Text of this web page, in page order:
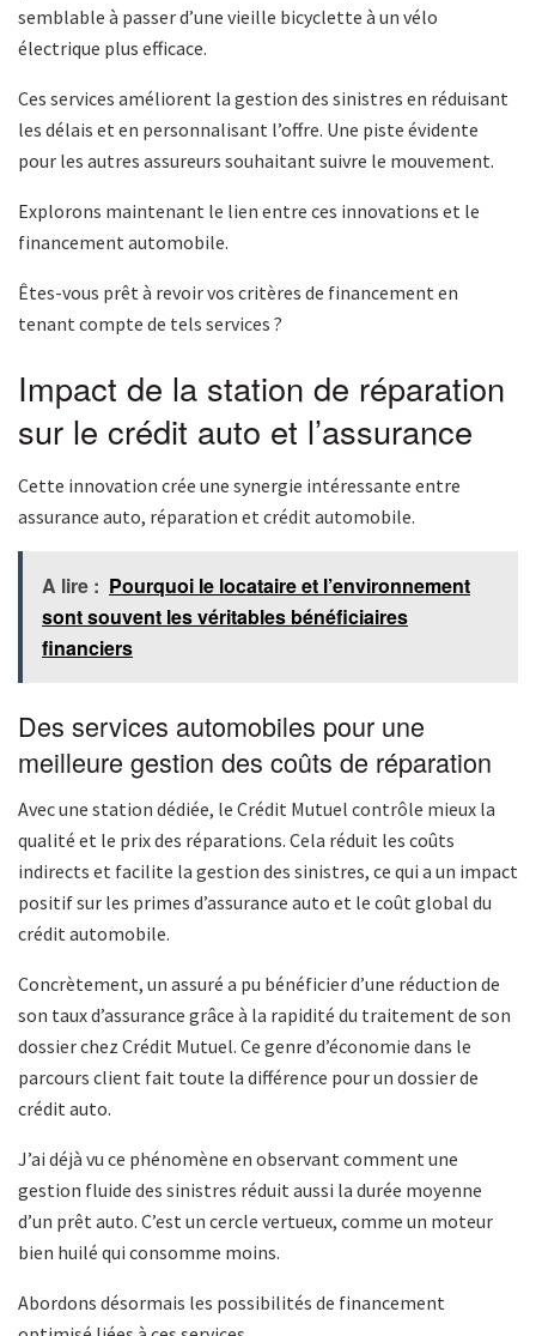
semblable à passer d’une vieille bicyclette à un vélo
électrique plus efficace.
Ces services améliorent la gestion des sinistres en réduisant
les délais et en personnalisant l’offre. Une piste évidente
pour les autres assureurs souhaitant suivre le mouvement.
Explorons maintenant le lien entre ces innovations et le
financement automobile.
Êtes-vous prêt à revoir vos critères de financement en
tenant compte de tels services ?
Impact de la station de réparation
sur le crédit auto et l’assurance
Cette innovation crée une synergie intéressante entre
assurance auto, réparation et crédit automobile.
A lire : Pourquoi le locataire et l’environnement
sont souvent les véritables bénéficiaires
financiers
Des services automobiles pour une
meilleure gestion des coûts de réparation
Avec une station dédiée, le Crédit Mutuel contrôle mieux la
qualité et le prix des réparations. Cela réduit les coûts
indirects et facilite la gestion des sinistres, ce qui a un impact
positif sur les primes d’assurance auto et le coût global du
crédit automobile.
Concrètement, un assuré a pu bénéficier d’une réduction de
son taux d’assurance grâce à la rapidité du traitement de son
dossier chez Crédit Mutuel. Ce genre d’économie dans le
parcours client fait toute la différence pour un dossier de
crédit auto.
J’ai déjà vu ce phénomène en observant comment une
gestion fluide des sinistres réduit aussi la durée moyenne
d’un prêt auto. C’est un cercle vertueux, comme un moteur
bien huilé qui consomme moins.
Abordons désormais les possibilités de financement